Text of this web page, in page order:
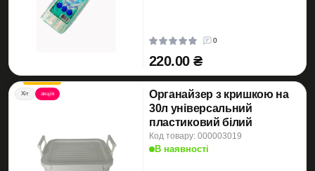
0
220.00 ₴
Хіт акція
Органайзер з кришкою на
30л універсальний
пластиковий білий
Код товару: 000003019
В наявності